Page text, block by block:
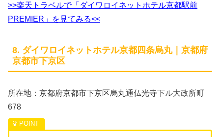
>>楽天トラベルで「ダイワロイネットホテル京都駅前
PREMIER」を見てみる<<
8. ダイワロイネットホテル京都四条烏丸｜京都府
京都市下京区
所在地：京都府京都市下京区烏丸通仏光寺下ル大政所町
678